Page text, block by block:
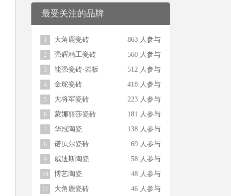
最受关注的品牌
1 大角鹿瓷砖 863 人参与
2 强辉精工瓷砖 560 人参与
3 能强瓷砖·岩板 512 人参与
4 金舵瓷砖 418 人参与
5 大将军瓷砖 223 人参与
6 蒙娜丽莎瓷砖 181 人参与
7 华冠陶瓷 138 人参与
8 诺贝尔瓷砖 69 人参与
9 威迪斯陶瓷 58 人参与
10 博艺陶瓷 48 人参与
11 大角鹿瓷砖 46 人参与